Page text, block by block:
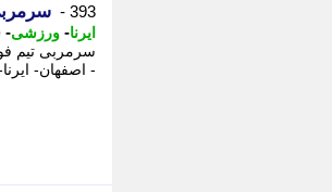
393 -
ایرنا- ورزشی-
80
سرمربی تیم
- اصفهان-